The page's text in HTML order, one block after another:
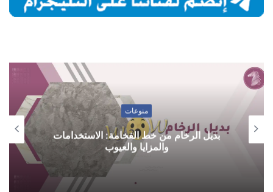
منوعات
بديل الرخام من خط الفخامة: الاستخدامات
والمزايا والعيوب